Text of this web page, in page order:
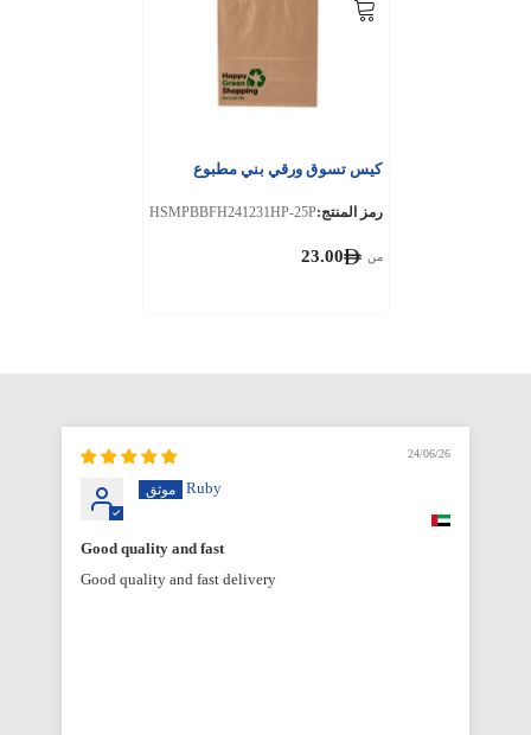
كيس تسوق ورقي بني مطبوع
رمز المنتج:HSMPBBFH241231HP-25P
من 23.00
24/06/26
Ruby
Good quality and fast
Good quality and fast delivery